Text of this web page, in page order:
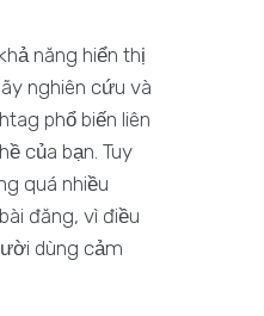
năng hiển thị
nghiên cứu và
phổ biến liên
của bạn. Tuy
quá nhiều
đăng, vì điều
dùng cảm